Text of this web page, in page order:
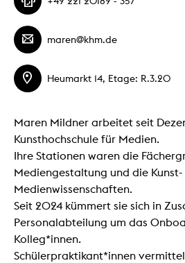
maren@khm.de
Heumarkt 14, Etage: R.3.20
Maren Mildner arbeitet seit
Kunsthochschule für Medien.
Ihre Stationen waren die
Mediengestaltung und die Kunst-
Medienwissenschaften.
Seit 2024 kümmert sie sich in
Personalabteilung um das
Kolleg*innen.
Schülerpraktikant*innen